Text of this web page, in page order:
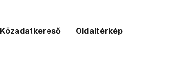
Közadatkereső
Oldaltérkép